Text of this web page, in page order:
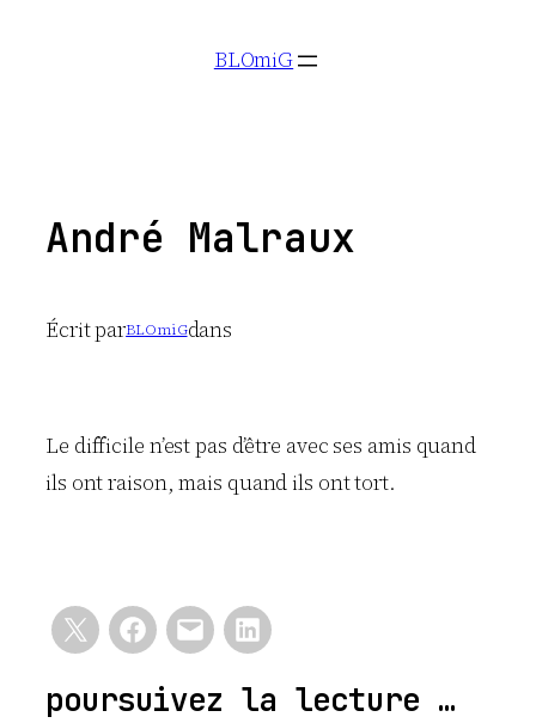
BLOmiG
André Malraux
Écrit parBLOmiGdans
Le difficile n’est pas d’être avec ses amis quand
ils ont raison, mais quand ils ont tort.
poursuivez la lecture …